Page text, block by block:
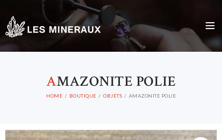
AMAZONITE POLIE
HOME BOUTIQUE OBJETS AMAZONITE POLIE